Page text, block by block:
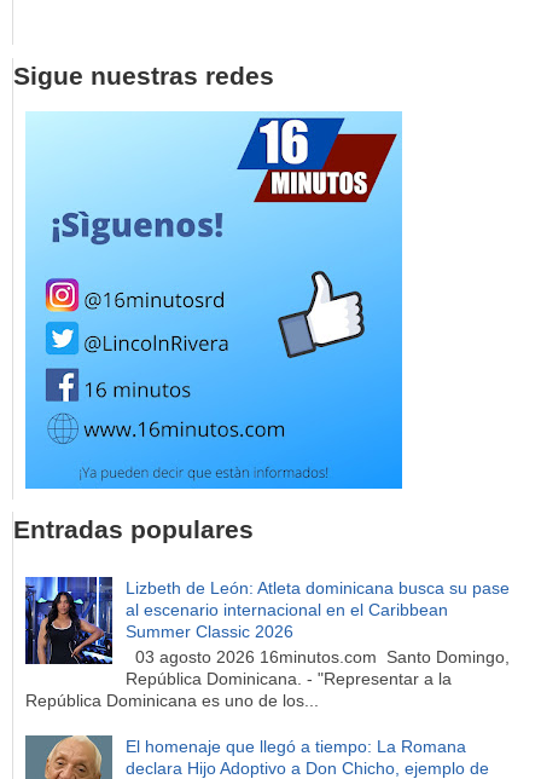
Sigue nuestras redes
Entradas populares
Lizbeth de León: Atleta dominicana busca su pase
al escenario internacional en el Caribbean
Summer Classic 2026
03 agosto 2026 16minutos.com Santo Domingo,
República Dominicana. - "Representar a la
República Dominicana es uno de los...
El homenaje que llegó a tiempo: La Romana
declara Hijo Adoptivo a Don Chicho, ejemplo de